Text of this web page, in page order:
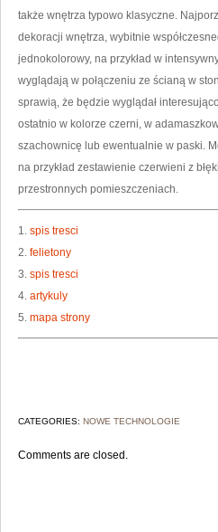
także wnętrza typowo klasyczne.
dekoracji wnętrza, wybitnie
jednokolorowy, na przykład w
wyglądają w połączeniu ze ścianą w
sprawią, że będzie wyglądał
ostatnio w kolorze czerni, w
szachownicę lub ewentualnie w paski.
na przykład zestawienie czerwieni z
przestronnych pomieszczeniach.
1. spis tresci
2. felietony
3. spis tresci
4. artykuly
5. mapa strony
CATEGORIES: NOWE TECHNOLOGIE
Comments are closed.